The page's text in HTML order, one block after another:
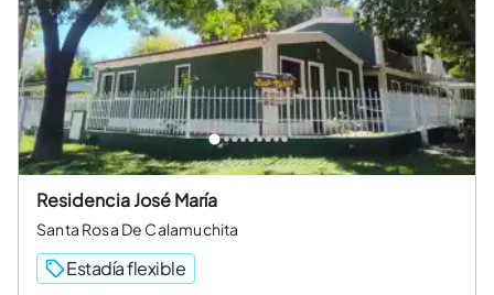
Residencia José María
Santa Rosa De Calamuchita
Estadía flexible